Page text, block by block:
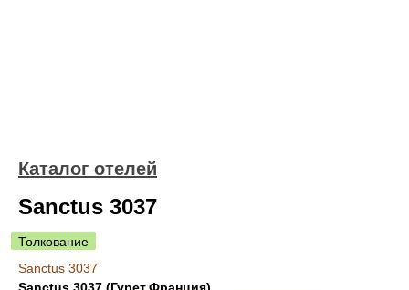
Каталог отелей
Sanctus 3037
Толкование
Sanctus 3037